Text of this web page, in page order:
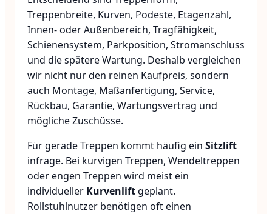
Treppenbreite, Kurven, Podeste, Etagenzahl,
Innen- oder Außenbereich, Tragfähigkeit,
Schienensystem, Parkposition, Stromanschluss
und die spätere Wartung. Deshalb vergleichen
wir nicht nur den reinen Kaufpreis, sondern
auch Montage, Maßanfertigung, Service,
Rückbau, Garantie, Wartungsvertrag und
mögliche Zuschüsse.
Für gerade Treppen kommt häufig ein Sitzlift
infrage. Bei kurvigen Treppen, Wendeltreppen
oder engen Treppen wird meist ein
individueller Kurvenlift geplant.
Rollstuhlnutzer benötigen oft einen